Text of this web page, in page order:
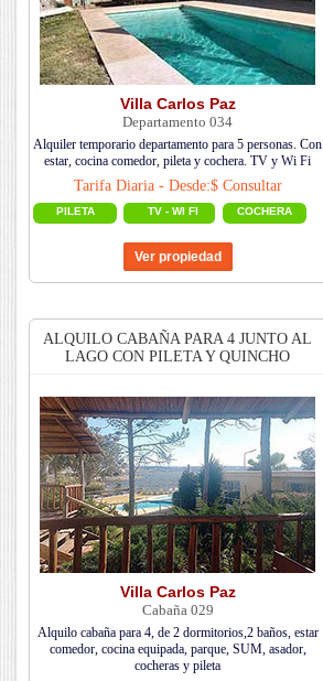
Villa Carlos Paz
Departamento 034
Alquiler temporario departamento para 5 personas. Con
estar, cocina comedor, pileta y cochera. TV y Wi Fi
Tarifa Diaria - Desde:$ Consultar
PILETA TV - WI FI COCHERA
ALQUILO CABAÑA PARA 4 JUNTO AL
LAGO CON PILETA Y QUINCHO
Villa Carlos Paz
Cabaña 029
Alquilo cabaña para 4, de 2 dormitorios,2 baños, estar
comedor, cocina equipada, parque, SUM, asador,
cocheras y pileta